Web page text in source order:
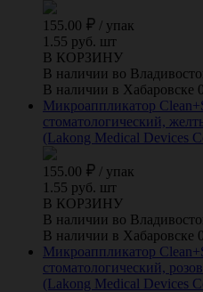
155.00 / упак
1.55 руб. шт
В КОРЗИНУ
В наличии во
В наличии в Хабаровске
Микроаппликатор
стоматологический,
(Lakong Medical Devices
155.00 / упак
1.55 руб. шт
В КОРЗИНУ
В наличии во
В наличии в Хабаровске
Микроаппликатор
стоматологический,
(Lakong Medical Devices